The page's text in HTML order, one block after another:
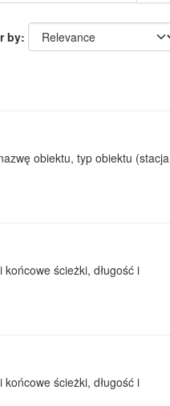
by
obiektu, typ obiektu (stacja
ścieżki, długość i
ścieżki, długość i